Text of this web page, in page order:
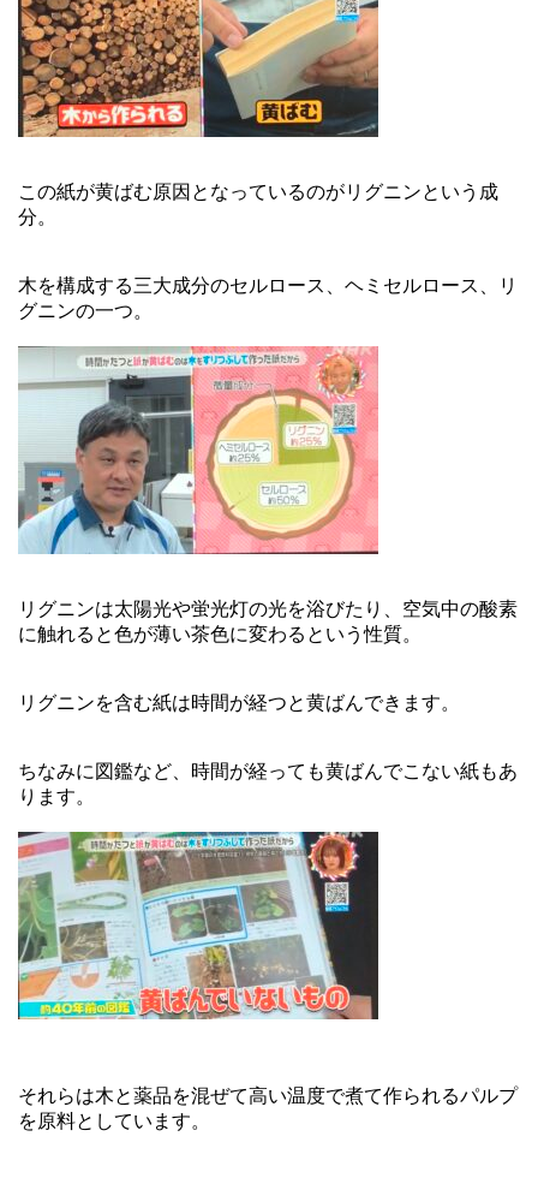
この紙が黄ばむ原因となっているのがリグニンという成
分。
木を構成する三大成分のセルロース、ヘミセルロース、リ
グニンの一つ。
リグニンは太陽光や蛍光灯の光を浴びたり、空気中の酸素
に触れると色が薄い茶色に変わるという性質。
リグニンを含む紙は時間が経つと黄ばんできます。
ちなみに図鑑など、時間が経っても黄ばんでこない紙もあ
ります。
それらは木と薬品を混ぜて高い温度で煮て作られるパルプ
を原料としています。